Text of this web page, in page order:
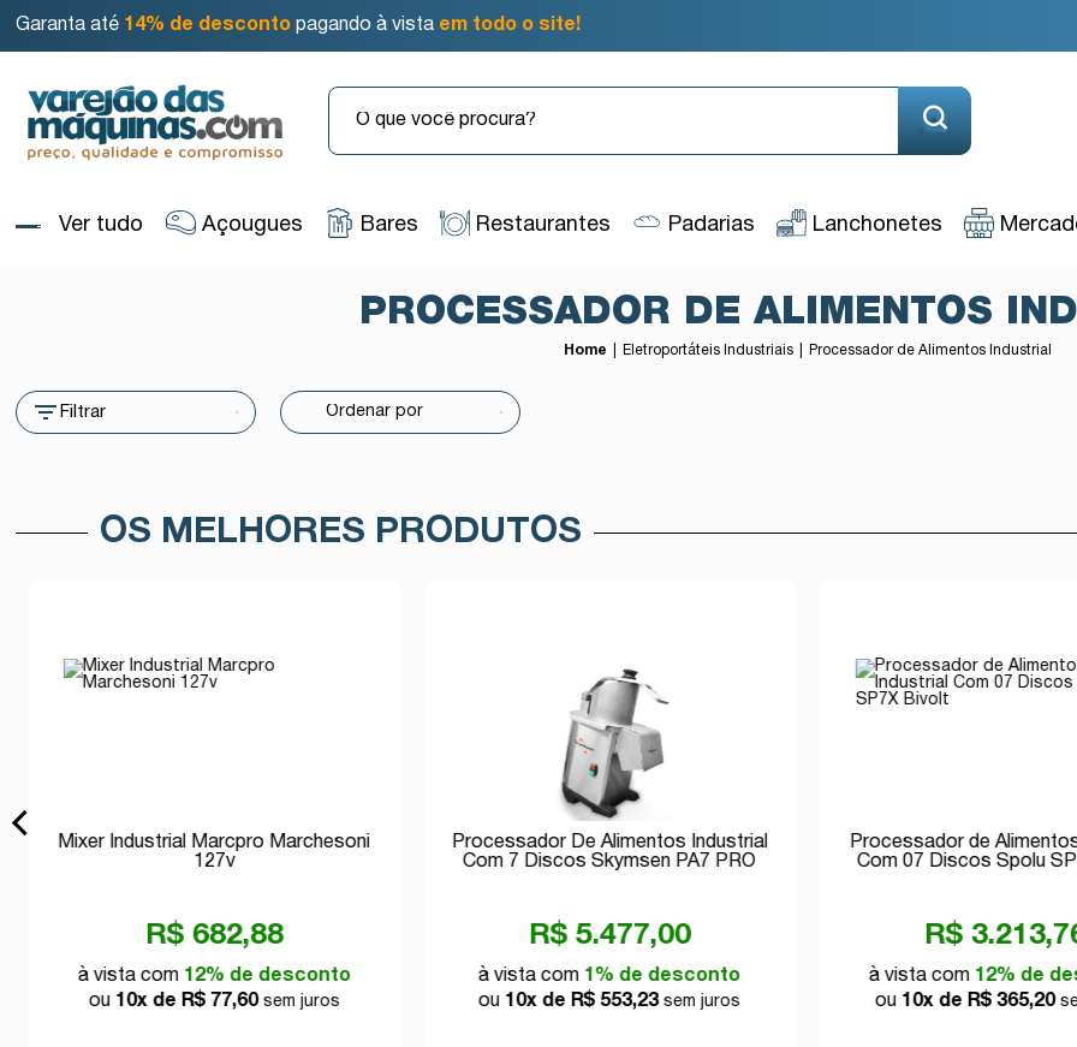
Garanta até 14% de desconto pagando à vista em todo o site!
Ver tudo Açougues Bares Restaurantes Padarias Lanchonetes
PROCESSADOR DE ALIMENTOS
Home Eletroportáteis Industriais Processador de Alimentos Industrial
Filtrar
OS MELHORES PRODUTOS
Mixer Industrial Marcpro Marchesoni
127v
R$ 682,88
à vista com 12% de desconto
ou 10x de R$ 77,60sem juros
Processador De Alimentos Industrial
Com 7 Discos Skymsen PA7 PRO
R$ 5.477,00
à vista com1% de desconto
ou10x de R$ 553,23sem juros
Processador de
Com 07 Discos Spolu
R$
à vista com12% de
ou 10x de R$ 365,20